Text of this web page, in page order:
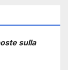
sulla